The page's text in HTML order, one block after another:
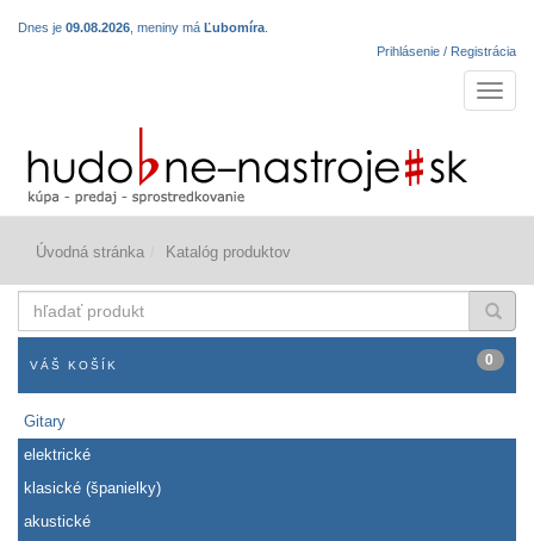
Dnes je 09.08.2026 , meniny má Ľubomíra
Prihlásenie / Registrácia
Úvodná stránka Katalóg produktov
produkt
VÁŠ KOŠÍK 0
Gitary
elektrické
klasické (španielky)
akustické